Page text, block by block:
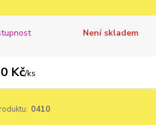
Není skladem
Kč/ks
0410